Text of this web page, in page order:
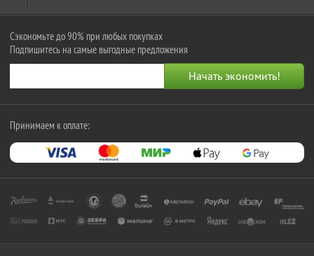
Сэкономьте до 90% при любых покупках
Подпишитесь на самые выгодные предложения
Принимаем к оплате: